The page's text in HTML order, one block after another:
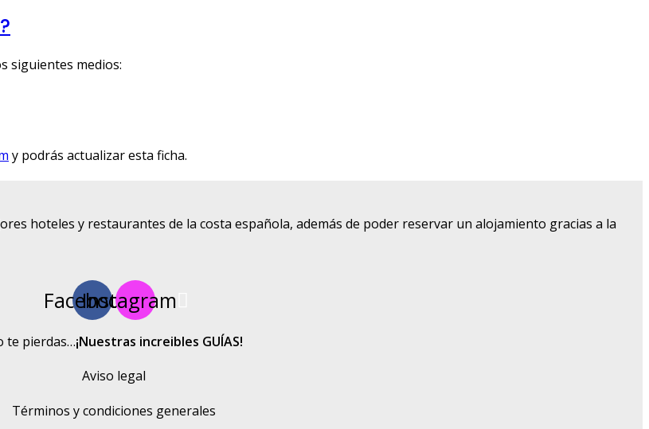
siguientes medios:
y podrás actualizar esta ficha.
hoteles y restaurantes de la costa española, además de poder reservar un alojamiento gracias a la
Facebook
Instagram
te pierdas…¡Nuestras increibles GUÍAS!
Aviso legal
Términos y condiciones generales